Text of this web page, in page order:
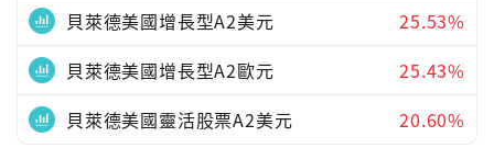
貝萊德美國增長型A2美元
25.53%
貝萊德美國增長型A2歐元
25.43%
貝萊德美國靈活股票A2美元
20.60%